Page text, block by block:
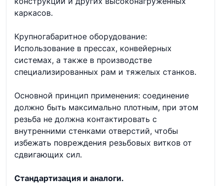
каркасов.
Крупногабаритное оборудование:
Использование в прессах, конвейерных
системах, а также в производстве
специализированных рам и тяжелых станков.
Основной принцип применения: соединение
должно быть максимально плотным, при этом
резьба не должна контактировать с
внутренними стенками отверстий, чтобы
избежать повреждения резьбовых витков от
сдвигающих сил.
Стандартизация и аналоги.